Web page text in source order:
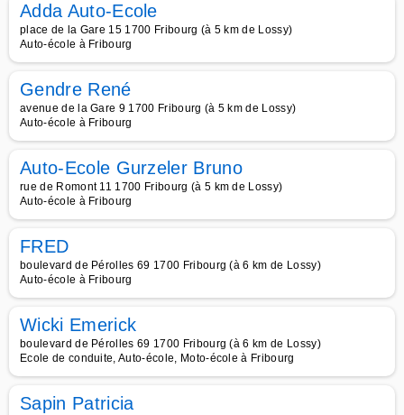
Adda Auto-Ecole
place de la Gare 15 1700 Fribourg (à 5 km de Lossy)
Auto-école à Fribourg
Gendre René
avenue de la Gare 9 1700 Fribourg (à 5 km de Lossy)
Auto-école à Fribourg
Auto-Ecole Gurzeler Bruno
rue de Romont 11 1700 Fribourg (à 5 km de Lossy)
Auto-école à Fribourg
FRED
boulevard de Pérolles 69 1700 Fribourg (à 6 km de Lossy)
Auto-école à Fribourg
Wicki Emerick
boulevard de Pérolles 69 1700 Fribourg (à 6 km de Lossy)
Ecole de conduite, Auto-école, Moto-école à Fribourg
Sapin Patricia